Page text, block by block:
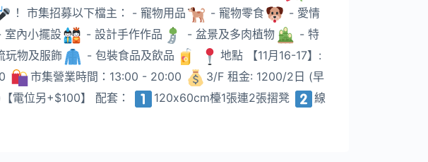
！ 市集招募以下檔主： - 寵物用品 - 寵物零食
- 愛情
室內小擺設 - 設計手作作品 - 盆景及多肉植物
- 特
玩物及服飾 - 包裝食品及飲品
地點 【11月16-17】:
市集營業時間：13:00 - 20:00
3/F 租金: 1200/2日 (早
電位另+$100】 配套： 120x60cm檯1張連2張摺凳
線